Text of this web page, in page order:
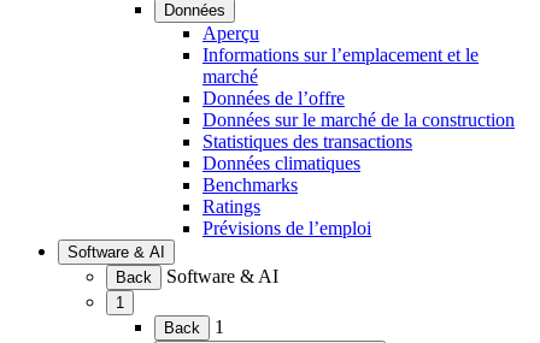
menu)
Données
(Ouvrir
le
menu)
Aperçu
Informations sur l’emplacement et le
marché
Données de l’offre
Données sur le marché de la construction
Statistiques des transactions
Données climatiques
Benchmarks
Ratings
Prévisions de l’emploi
Software & AI
(Ouvrir
le
menu)
Back Software & AI
1
(OuvrirBack 1